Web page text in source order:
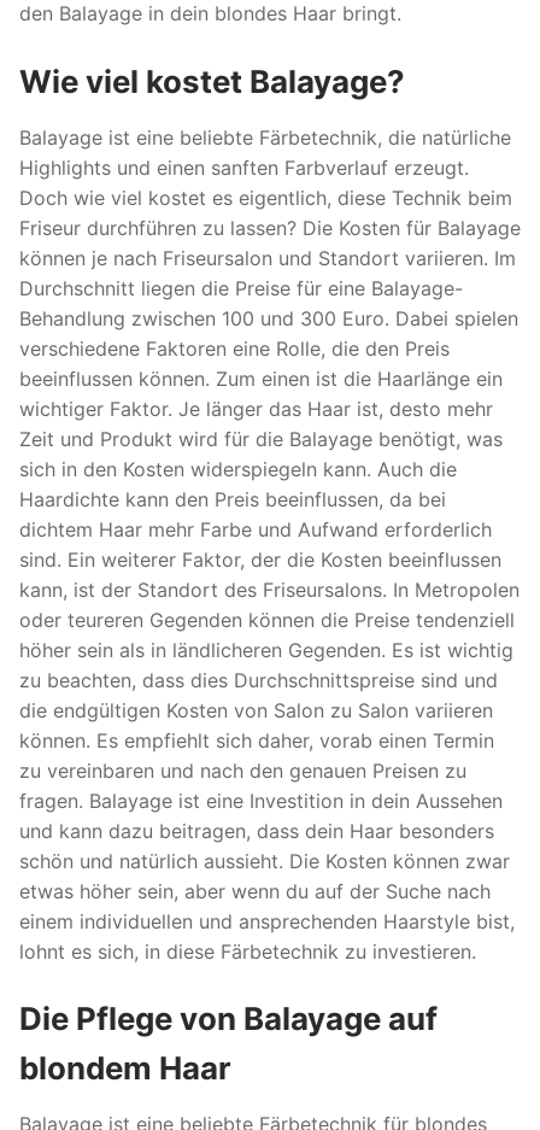
den Balayage in dein blondes Haar bringt.
Wie viel kostet Balayage?
Balayage ist eine beliebte Färbetechnik, die natürliche
Highlights und einen sanften Farbverlauf erzeugt.
Doch wie viel kostet es eigentlich, diese Technik beim
Friseur durchführen zu lassen? Die Kosten für Balayage
können je nach Friseursalon und Standort variieren. Im
Durchschnitt liegen die Preise für eine Balayage-
Behandlung zwischen 100 und 300 Euro. Dabei spielen
verschiedene Faktoren eine Rolle, die den Preis
beeinflussen können. Zum einen ist die Haarlänge ein
wichtiger Faktor. Je länger das Haar ist, desto mehr
Zeit und Produkt wird für die Balayage benötigt, was
sich in den Kosten widerspiegeln kann. Auch die
Haardichte kann den Preis beeinflussen, da bei
dichtem Haar mehr Farbe und Aufwand erforderlich
sind. Ein weiterer Faktor, der die Kosten beeinflussen
kann, ist der Standort des Friseursalons. In Metropolen
oder teureren Gegenden können die Preise tendenziell
höher sein als in ländlicheren Gegenden. Es ist wichtig
zu beachten, dass dies Durchschnittspreise sind und
die endgültigen Kosten von Salon zu Salon variieren
können. Es empfiehlt sich daher, vorab einen Termin
zu vereinbaren und nach den genauen Preisen zu
fragen. Balayage ist eine Investition in dein Aussehen
und kann dazu beitragen, dass dein Haar besonders
schön und natürlich aussieht. Die Kosten können zwar
etwas höher sein, aber wenn du auf der Suche nach
einem individuellen und ansprechenden Haarstyle bist,
lohnt es sich, in diese Färbetechnik zu investieren.
Die Pflege von Balayage auf
blondem Haar
Balayage ist eine beliebte Färbetechnik für blondes